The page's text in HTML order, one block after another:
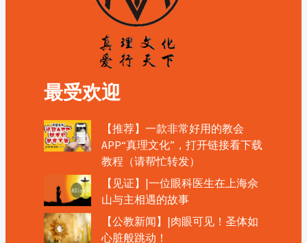
最受欢迎
【推荐】一款非常好用的教会
APP“真理文化”，打开链接看下载
教程（请帮忙转发）
【见证】|一位眼科医生在上海佘
山与主相遇的故事
【公教新闻】|肉眼可见！圣体如
心脏般跳动！